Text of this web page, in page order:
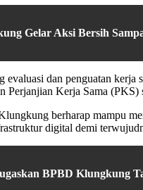
Gelar Aksi Bersih
evaluasi dan penguatan
Perjanjian Kerja Sama
berharap mampu
digital demi
BPBD Klungkung